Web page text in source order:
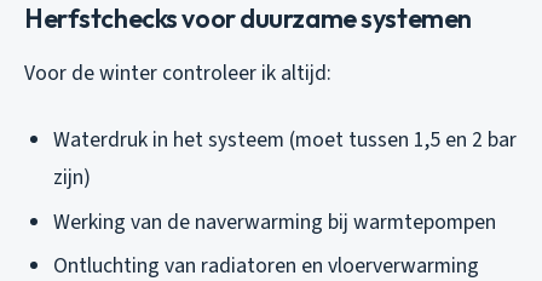
Herfstchecks voor duurzame systemen
Voor de winter controleer ik altijd:
Waterdruk in het systeem (moet tussen 1,5 en 2 bar
zijn)
Werking van de naverwarming bij warmtepompen
Ontluchting van radiatoren en vloerverwarming